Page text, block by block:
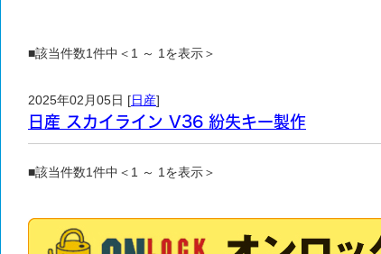
■該当件数1件中＜1 ～ 1を表示＞
2025年02月05日 [日産]
日産 スカイライン V36 紛失キー製作
■該当件数1件中＜1 ～ 1を表示＞